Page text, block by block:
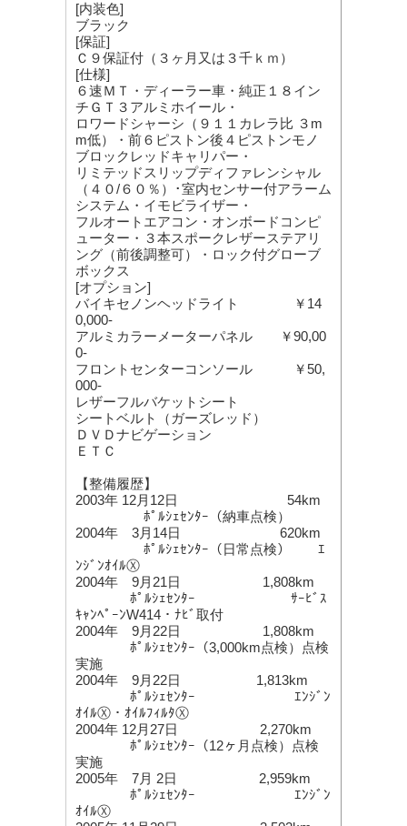
[内装色]
ブラック
[保証]
Ｃ９保証付（３ヶ月又は３千ｋｍ）
[仕様]
６速ＭＴ・ディーラー車・純正１８イン
チＧＴ３アルミホイール・
ロワードシャーシ（９１１カレラ比 ３m
m低）・前６ピストン後４ピストンモノ
ブロックレッドキャリパー・
リミテッドスリップディファレンシャル
（４０/６０％）･室内センサー付アラーム
システム・イモビライザー・
フルオートエアコン・オンボードコンピ
ューター・３本スポークレザーステアリ
ング（前後調整可）・ロック付グローブ
ボックス
[オプション]
バイキセノンヘッドライト ￥14
0,000-
アルミカラーメーターパネル ￥90,00
0-
フロントセンターコンソール ￥50,
000-
レザーフルバケットシート
シートベルト（ガーズレッド）
ＤＶＤナビゲーション
ＥＴＣ
【整備履歴】
2003年 12月12日 54km
ﾎﾟﾙｼｪｾﾝﾀｰ（納車点検）
2004年 3月14日 620km
ﾎﾟﾙｼｪｾﾝﾀｰ（日常点検） ｴ
ﾝｼﾞﾝｵｲﾙⓍ
2004年 9月21日 1,808km
ﾎﾟﾙｼｪｾﾝﾀｰ ｻｰﾋﾞｽ
ｷｬﾝﾍﾟｰﾝW414・ﾅﾋﾞ取付
2004年 9月22日 1,808km
ﾎﾟﾙｼｪｾﾝﾀｰ（3,000km点検）点検
実施
2004年 9月22日 1,813km
ﾎﾟﾙｼｪｾﾝﾀｰ ｴﾝｼﾞﾝ
ｵｲﾙⓍ・ｵｲﾙﾌｨﾙﾀⓍ
2004年 12月27日 2,270km
ﾎﾟﾙｼｪｾﾝﾀｰ（12ヶ月点検）点検
実施
2005年 7月 2日 2,959km
ﾎﾟﾙｼｪｾﾝﾀｰ ｴﾝｼﾞﾝ
ｵｲﾙⓍ